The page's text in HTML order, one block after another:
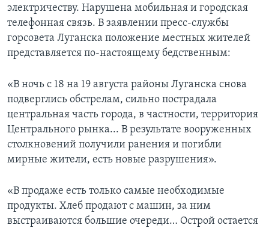
электричеству. Нарушена мобильная и городская
телефонная связь. В заявлении пресс-службы
горсовета Луганска положение местных жителей
представляется по-настоящему бедственным:
«В ночь с 18 на 19 августа районы Луганска снова
подверглись обстрелам, сильно пострадала
центральная часть города, в частности, территория
Центрального рынка... В результате вооруженных
столкновений получили ранения и погибли
мирные жители, есть новые разрушения».
«В продаже есть только самые необходимые
продукты. Хлеб продают с машин, за ним
выстраиваются большие очереди… Острой остается